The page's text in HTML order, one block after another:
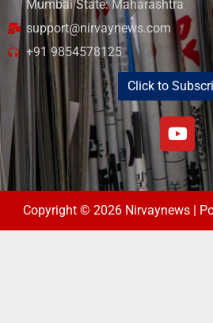
Mumbai State: Maharashtra
support@nirvaynews.com
+91 9854578125
Click to
Copyright © 2026 Nirvaynews |